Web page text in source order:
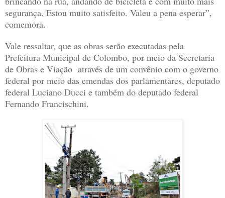
segurança. Estou muito satisfeito. Valeu a pena esperar”,
comemora.
Vale ressaltar, que as obras serão executadas pela
Prefeitura Municipal de Colombo, por meio da Secretaria
de Obras e Viação através de um convênio com o governo
federal por meio das emendas dos parlamentares, deputado
federal Luciano Ducci e também do deputado federal
Fernando Francischini.